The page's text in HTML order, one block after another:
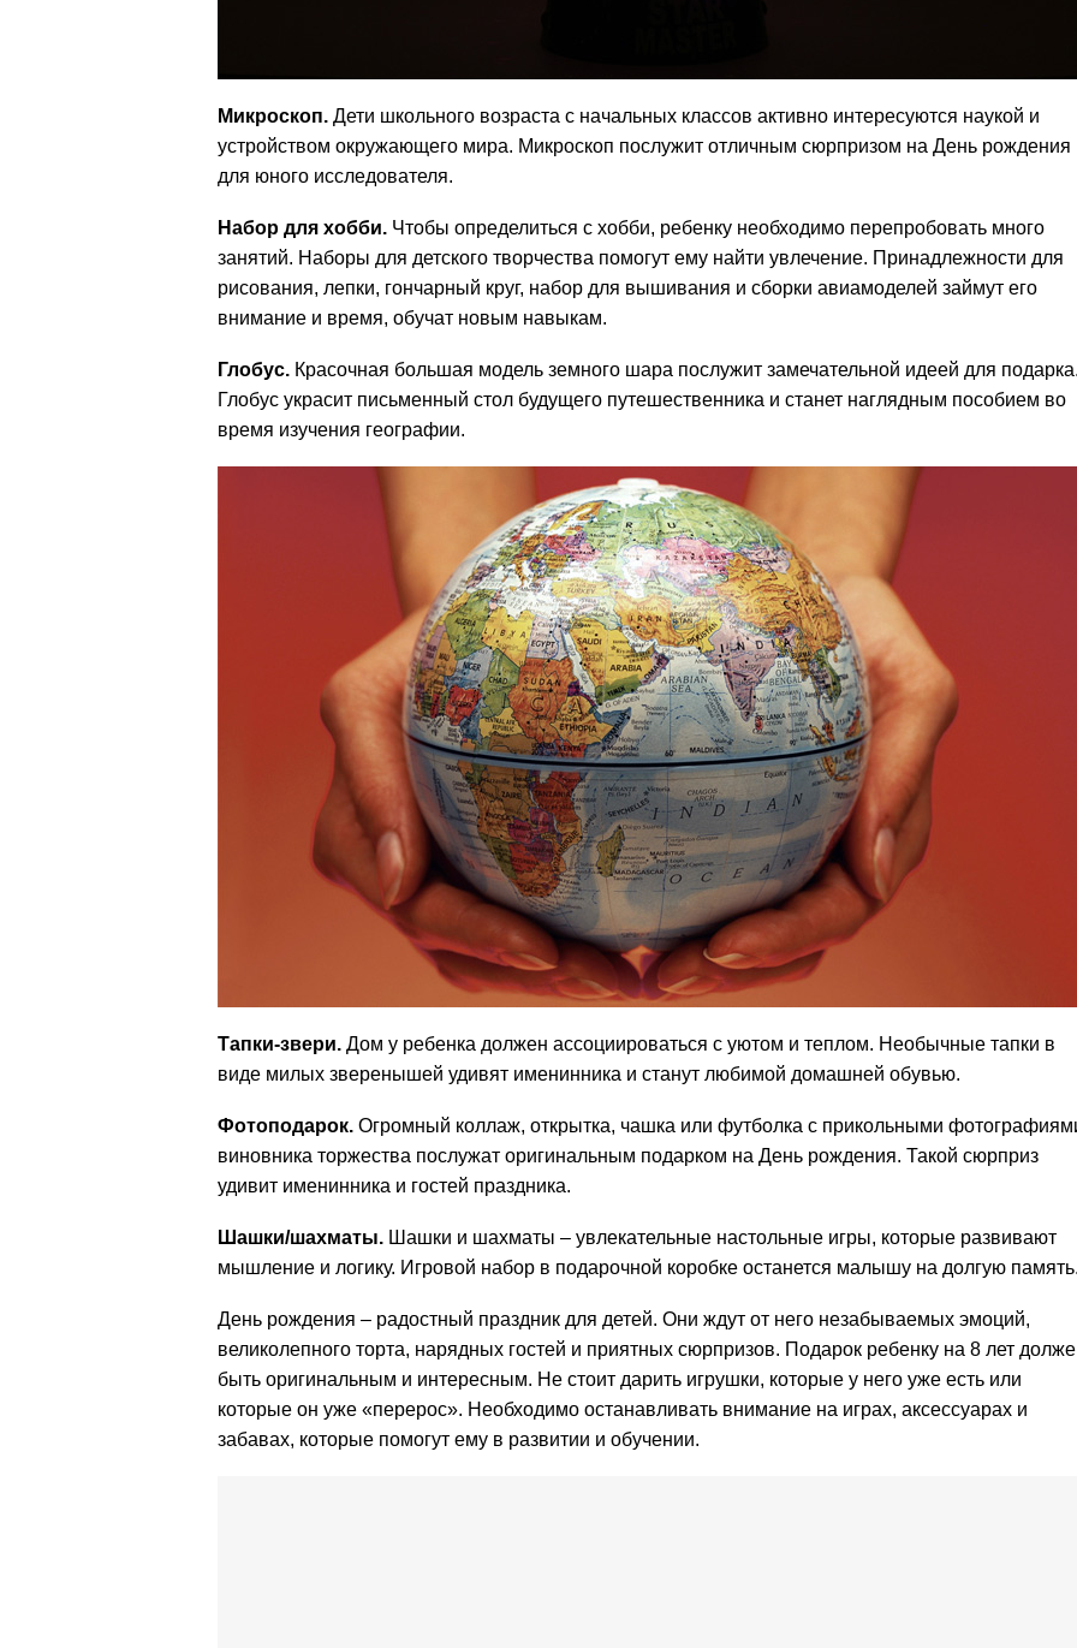
Микроскоп. Дети школьного возраста с начальных классов активно интересуются наукой и
устройством окружающего мира. Микроскоп послужит отличным сюрпризом на День рождения
для юного исследователя.
Набор для хобби. Чтобы определиться с хобби, ребенку необходимо перепробовать много
занятий. Наборы для детского творчества помогут ему найти увлечение. Принадлежности для
рисования, лепки, гончарный круг, набор для вышивания и сборки авиамоделей займут его
внимание и время, обучат новым навыкам.
Глобус. Красочная большая модель земного шара послужит замечательной идеей для
Глобус украсит письменный стол будущего путешественника и станет наглядным пособием во
время изучения географии.
Тапки-звери. Дом у ребенка должен ассоциироваться с уютом и теплом. Необычные тапки в
виде милых зверенышей удивят именинника и станут любимой домашней обувью.
Фотоподарок. Огромный коллаж, открытка, чашка или футболка с прикольными
виновника торжества послужат оригинальным подарком на День рождения. Такой сюрприз
удивит именинника и гостей праздника.
Шашки/шахматы. Шашки и шахматы – увлекательные настольные игры, которые развивают
мышление и логику. Игровой набор в подарочной коробке останется малышу на долгую
День рождения – радостный праздник для детей. Они ждут от него незабываемых эмоций,
великолепного торта, нарядных гостей и приятных сюрпризов. Подарок ребенку на 8 лет
быть оригинальным и интересным. Не стоит дарить игрушки, которые у него уже есть или
которые он уже «перерос». Необходимо останавливать внимание на играх, аксессуарах и
забавах, которые помогут ему в развитии и обучении.